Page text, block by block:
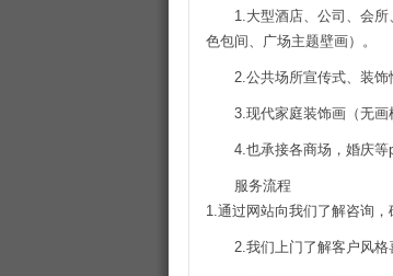
1.大型酒店、公司、会
色包间、广场主题壁画）。
2.公共场所宣传式、装
3.现代家庭装饰画（无
4.也承接各商场，婚庆等
服务流程
1.通过网站向我们了解咨询，
2.我们上门了解客户风格